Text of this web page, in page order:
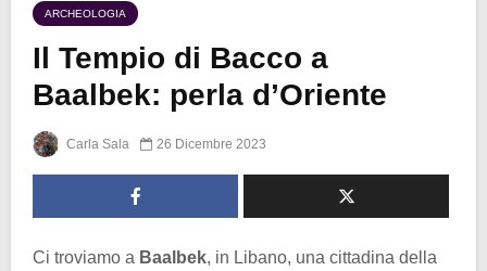
ARCHEOLOGIA
Il Tempio di Bacco a
Baalbek: perla d’Oriente
Carla Sala 26 Dicembre 2023
Ci troviamo a Baalbek, in Libano, una cittadina della